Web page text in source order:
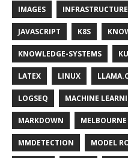
IMAGES INFRASTRUCTURE
JAVASCRIPT K8S
KNOWLEDGE-SYSTEMS
LATEX LINUX
LOGSEQ MACHINE
MARKDOWN MELBOURNE
MMDETECTION MODEL